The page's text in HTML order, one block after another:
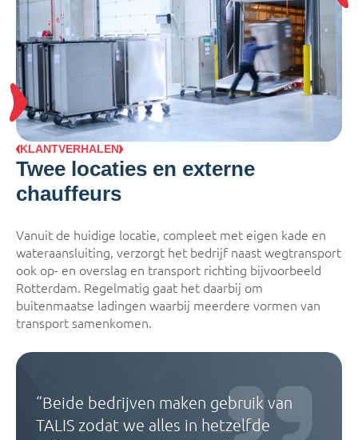
KLANTVERHALEN
Twee locaties en externe
chauffeurs
Vanuit de huidige locatie, compleet met eigen kade en
wateraansluiting, verzorgt het bedrijf naast wegtransport
ook op- en overslag en transport richting bijvoorbeeld
Rotterdam. Regelmatig gaat het daarbij om
buitenmaatse ladingen waarbij meerdere vormen van
transport samenkomen.
“Beide bedrijven maken gebruik van
TALIS zodat we alles in hetzelfde